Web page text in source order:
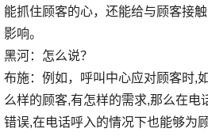
能抓住顾客的心，还能给与顾客接
影响。
黑河：怎么说？
布施：例如，呼叫中心应对顾客时,
么样的顾客,有怎样的需求,那么在电
错误,在电话呼入的情况下也能够为